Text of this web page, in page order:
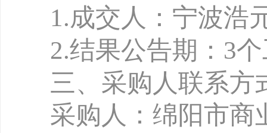
1.成交人：宁波浩
2.结果公告期： 3
三、采购人联系方
采购人：绵阳市商